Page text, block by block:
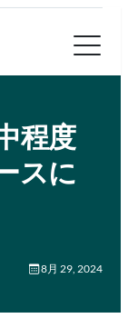
程度
スに
8月 29, 2024